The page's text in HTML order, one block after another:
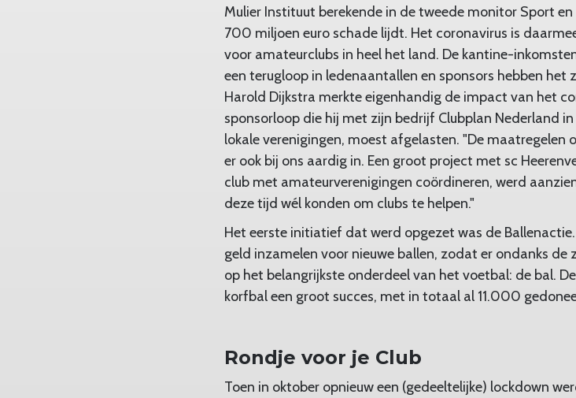
Mulier Instituut berekende in de tweede monitor Sport
700 miljoen euro schade lijdt. Het coronavirus is
voor amateurclubs in heel het land. De kantine-
een terugloop in ledenaantallen en sponsors hebben het
Harold Dijkstra merkte eigenhandig de impact van het
sponsorloop die hij met zijn bedrijf Clubplan Nederland
lokale verenigingen, moest afgelasten. "De
er ook bij ons aardig in. Een groot project met sc
club met amateurverenigingen coördineren, werd
deze tijd wél konden om clubs te helpen."
Het eerste initiatief dat werd opgezet was de
geld inzamelen voor nieuwe ballen, zodat er ondanks
op het belangrijkste onderdeel van het voetbal: de bal.
korfbal een groot succes, met in totaal al 11.000
Rondje voor je Club
Toen in oktober opnieuw een (gedeeltelijke) lockdown